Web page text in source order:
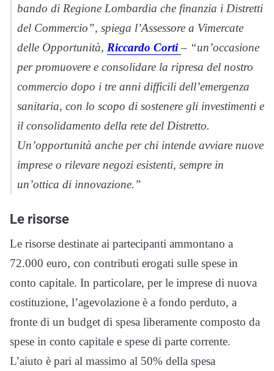
bando di Regione Lombardia che finanzia i Distretti
del Commercio”, spiega l’Assessore a Vimercate
delle Opportunità, Riccardo Corti– “un’occasione
per promuovere e consolidare la ripresa del nostro
commercio dopo i tre anni difficili dell’emergenza
sanitaria, con lo scopo di sostenere gli investimenti e
il consolidamento della rete del Distretto.
Un’opportunità anche per chi intende avviare nuove
imprese o rilevare negozi esistenti, sempre in
un’ottica di innovazione.”
Le risorse
Le risorse destinate ai partecipanti ammontano a
72.000 euro, con contributi erogati sulle spese in
conto capitale. In particolare, per le imprese di nuova
costituzione, l’agevolazione è a fondo perduto, a
fronte di un budget di spesa liberamente composto da
spese in conto capitale e spese di parte corrente.
L’aiuto è pari al massimo al 50% della spesa